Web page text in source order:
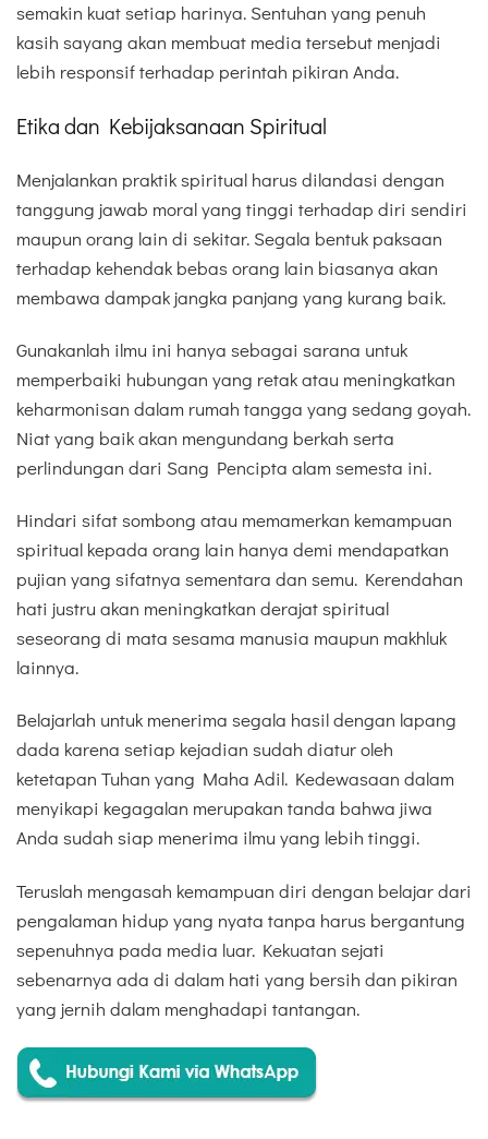
semakin kuat setiap harinya. Sentuhan yang penuh
kasih sayang akan membuat media tersebut menjadi
lebih responsif terhadap perintah pikiran Anda.
Etika dan Kebijaksanaan Spiritual
Menjalankan praktik spiritual harus dilandasi dengan
tanggung jawab moral yang tinggi terhadap diri sendiri
maupun orang lain di sekitar. Segala bentuk paksaan
terhadap kehendak bebas orang lain biasanya akan
membawa dampak jangka panjang yang kurang baik.
Gunakanlah ilmu ini hanya sebagai sarana untuk
memperbaiki hubungan yang retak atau meningkatkan
keharmonisan dalam rumah tangga yang sedang goyah.
Niat yang baik akan mengundang berkah serta
perlindungan dari Sang Pencipta alam semesta ini.
Hindari sifat sombong atau memamerkan kemampuan
spiritual kepada orang lain hanya demi mendapatkan
pujian yang sifatnya sementara dan semu. Kerendahan
hati justru akan meningkatkan derajat spiritual
seseorang di mata sesama manusia maupun makhluk
lainnya.
Belajarlah untuk menerima segala hasil dengan lapang
dada karena setiap kejadian sudah diatur oleh
ketetapan Tuhan yang Maha Adil. Kedewasaan dalam
menyikapi kegagalan merupakan tanda bahwa jiwa
Anda sudah siap menerima ilmu yang lebih tinggi.
Teruslah mengasah kemampuan diri dengan belajar dari
pengalaman hidup yang nyata tanpa harus bergantung
sepenuhnya pada media luar. Kekuatan sejati
sebenarnya ada di dalam hati yang bersih dan pikiran
yang jernih dalam menghadapi tantangan.